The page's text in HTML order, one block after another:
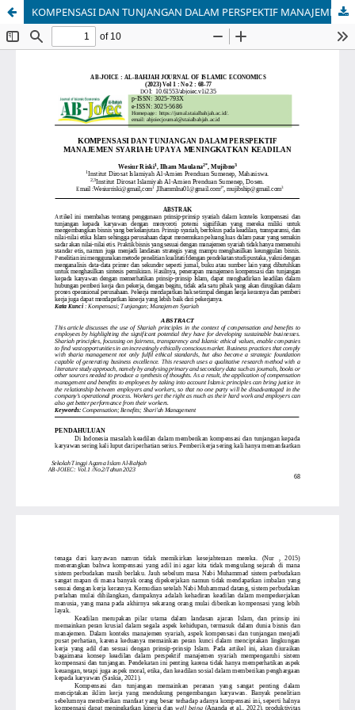
KOMPENSASI DAN TUNJANGAN DALAM PERSPEKTIF MANAJEMEN SYARIAH: UPAYA MENINGKATKAN KEADILAN